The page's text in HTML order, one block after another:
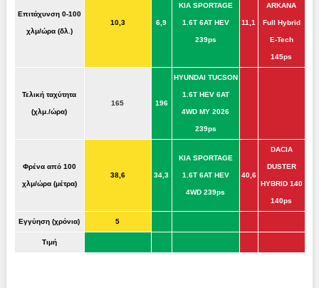
Επιτάχυνση 0-100
χλμ/ώρα (δλ.)
10,3 6,9
KIA SPORTAGE
1.6T 6AT HEV
239ps
11,1
ARKANA
Full Hybrid
E-Tech
145ps
Τελική ταχύτητα
(χλμ./ώρα)
165 196
HYUNDAI TUCSON
1.6T HEV 6AT
4WD MY 2026
239ps
Φρένα από 100
χλμ/ώρα (μέτρα)
38,6 34,3
KIA SPORTAGE
1.6T 6AT HEV
4WD 239ps
40,6
DACIA
DUSTER
HYBRID 140
140ps
Εγγύηση (χρόνια) 5
Τιμή